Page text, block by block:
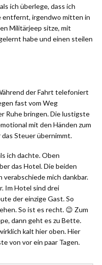
ich überlege, dass ich
entfernt, irgendwo mitten in
Militärjeep sitze, mit
habe und einen steilen
der Fahrt telefoniert
fast vom Weg
Ruhe bringen. Die lustigste
mit den Händen zum
Steuer übernimmt.
ich dachte. Oben
das Hotel. Die beiden
mich dankbar.
Im Hotel sind drei
der einzige Gast. So
So ist es recht. 😉 Zum
dann geht es zu Bette.
kalt hier oben. Hier
von vor ein paar Tagen.